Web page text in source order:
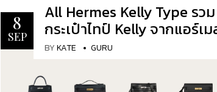
สำหรับชาม Hermès เลือกใช้ไม้โอ๊คซึ่งมักใช้ในการผลิ
ไวน์ พวกเขายังได้คัดสรรแผ่นไม้จากต้นโอ๊กที่ปลูก
อย่างน้อย 90 ปีโดยเฉพาะ มีจำหน่าย 2 ขนาดคือสำห
สุนัขขนาดเล็กและขนาดใหญ่ โดยขนาดเล็กจำหน่ายอ
และขนาดใหญ่จำหน่ายอยู่ที่ 56,100 บาท Dog Brush ที่
งานฝีมือ ไม่ว่าคุณจะเป็นแฟนตัวยงของสินค้าแบ
รนด์เนมเหล่านี้หรือไม่ นั่งลง ผ่อนคลาย และร่วมสำร
5 แบรนด์หรูที่เก่าแก่ที่สุดในโลกไปกับ KATEXOXO
Owner(s) : Pierre-Alexis and Axel Dumas แบรนด์
8
SEP
All Hermes Kelly Type รวม
กระเป๋าไทป์ Kelly จากแอร์เ
BYKATE GURU